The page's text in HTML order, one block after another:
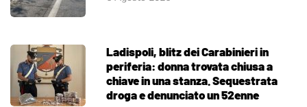
Ladispoli, blitz dei Carabinieri in
periferia: donna trovata chiusa a
chiave in una stanza. Sequestrata
droga e denunciato un 52enne